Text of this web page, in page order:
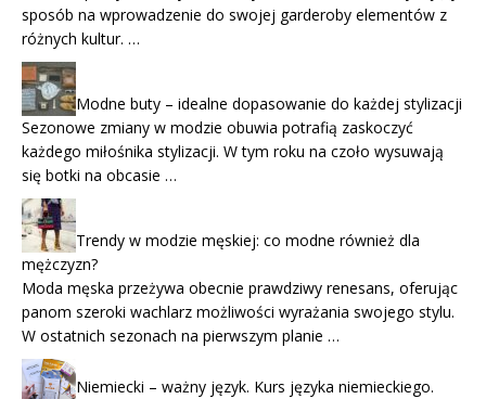
sposób na wprowadzenie do swojej garderoby elementów z
różnych kultur. …
Modne buty – idealne dopasowanie do każdej stylizacji
Sezonowe zmiany w modzie obuwia potrafią zaskoczyć
każdego miłośnika stylizacji. W tym roku na czoło wysuwają
się botki na obcasie …
Trendy w modzie męskiej: co modne również dla
mężczyzn?
Moda męska przeżywa obecnie prawdziwy renesans, oferując
panom szeroki wachlarz możliwości wyrażania swojego stylu.
W ostatnich sezonach na pierwszym planie …
Niemiecki – ważny język. Kurs języka niemieckiego.